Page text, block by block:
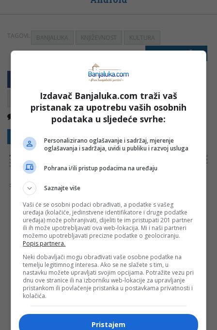
TAGOVI: BANJALUKA KNJIŽEVNOST KULTURA
PRIJAVI GREŠKU
Kopirati
Nema komentara
Sakrij sve komentare Prikaži komentare
NAPOMENA:
Komentari odražavaju stavove njihovih autora, a ne nužno i stavove internet portala Banjaluka.com. Molimo korisnike da se suzdrže od
vrijeđanja, psovanja i vulgarnog izražavanja. Portal Banjaluka.com zadržava pravo da obriše komentar bez najave i objašnjenja. Zbog velikog broja
komentara Banjaluka.com nije dužan obrisati sve komentare koji krše pravila. Kao čitalac takođe prihvatate mogućnost da među komentarima mogu
biti pronađeni sadržaji koji mogu biti u suprotnosti sa vašim vjerskim, moralnim i drugim načelima i uvjerenjima.
Šta mislite o ovoj temi?
Vaša e-mail adresa neće biti objavljena. Sva polja su
obavezna!
Ime *
Email*
Komentar
Izdavač Banjaluka.com traži vaš
pristanak za upotrebu vaših osobnih
podataka u sljedeće svrhe:
Personalizirano oglašavanje i sadržaj, mjerenje
oglašavanja i sadržaja, uvidi u publiku i razvoj usluga
Pohrana i/ili pristup podacima na uređaju
Saznajte više
Vaši će se osobni podaci obrađivati, a podatke s vašeg
uređaja (kolačiće, jedinstvene identifikatore i druge podatke
uređaja) može pohranjivati, dijeliti te im pristupati 201 partner
ili ih može upotrebljavati ova web-lokacija. Mi i naši partneri
možemo upotrebljavati precizne podatke o geolociranju.
Popis partnera.
Neki dobavljači mogu obrađivati vaše osobne podatke na
temelju legitimnog interesa. Ako se ne slažete s tim, u
nastavku možete upravljati svojim opcijama. Potražite vezu pri
dnu ove stranice ili na izborniku web-lokacije za upravljanje
pristankom ili povlačenje pristanka u postavkama privatnosti i
kolačića.
Pristajem